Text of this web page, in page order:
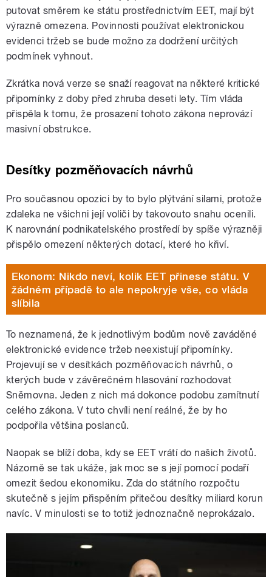
putovat směrem ke státu prostřednictvím EET, mají být
výrazně omezena. Povinnosti používat elektronickou
evidenci tržeb se bude možno za dodržení určitých
podmínek vyhnout.
Zkrátka nová verze se snaží reagovat na některé kritické
připomínky z doby před zhruba deseti lety. Tím vláda
přispěla k tomu, že prosazení tohoto zákona neprovází
masivní obstrukce.
Desítky pozměňovacích návrhů
Pro současnou opozici by to bylo plýtvání silami, protože
zdaleka ne všichni její voliči by takovouto snahu ocenili.
K narovnání podnikatelského prostředí by spíše výrazněji
přispělo omezení některých dotací, které ho křiví.
Ekonom: Nikdo neví, kolik EET přinese státu. V
žádném případě to ale nepokryje vše, co vláda
slíbila
To neznamená, že k jednotlivým bodům nově zaváděné
elektronické evidence tržeb neexistují připomínky.
Projevují se v desítkách pozměňovacích návrhů, o
kterých bude v závěrečném hlasování rozhodovat
Sněmovna. Jeden z nich má dokonce podobu zamítnutí
celého zákona. V tuto chvíli není reálné, že by ho
podpořila většina poslanců.
Naopak se blíží doba, kdy se EET vrátí do našich životů.
Názorně se tak ukáže, jak moc se s její pomocí podaří
omezit šedou ekonomiku. Zda do státního rozpočtu
skutečně s jejím přispěním přitečou desítky miliard korun
navíc. V minulosti se to totiž jednoznačně neprokázalo.